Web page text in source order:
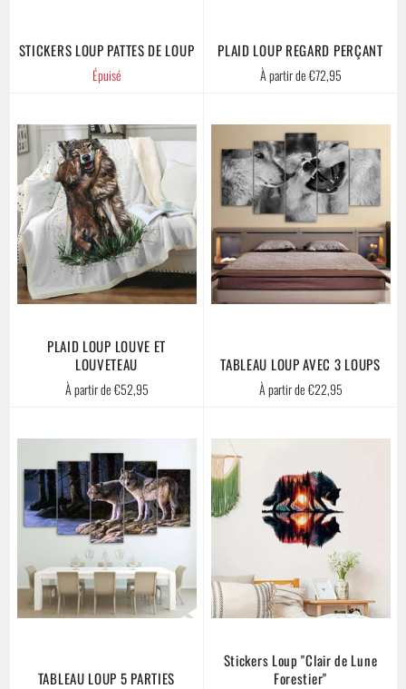
STICKERS LOUP PATTES DE LOUP
Épuisé
PLAID LOUP REGARD PERÇANT
À partir de €72,95
PLAID LOUP LOUVE ET
LOUVETEAU
À partir de €52,95
TABLEAU LOUP AVEC 3 LOUPS
À partir de €22,95
TABLEAU LOUP 5 PARTIES
Stickers Loup "Clair de Lune
Forestier"